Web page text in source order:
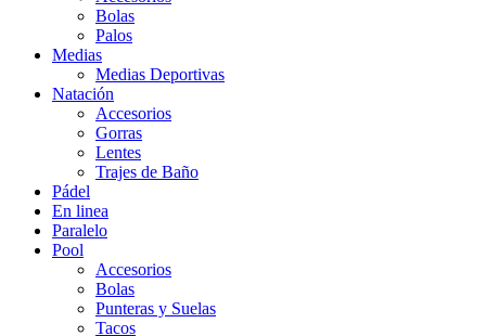
Bolas
Palos
Medias
Medias Deportivas
Natación
Accesorios
Gorras
Lentes
Trajes de Baño
Pádel
En linea
Paralelo
Pool
Accesorios
Bolas
Punteras y Suelas
Tacos